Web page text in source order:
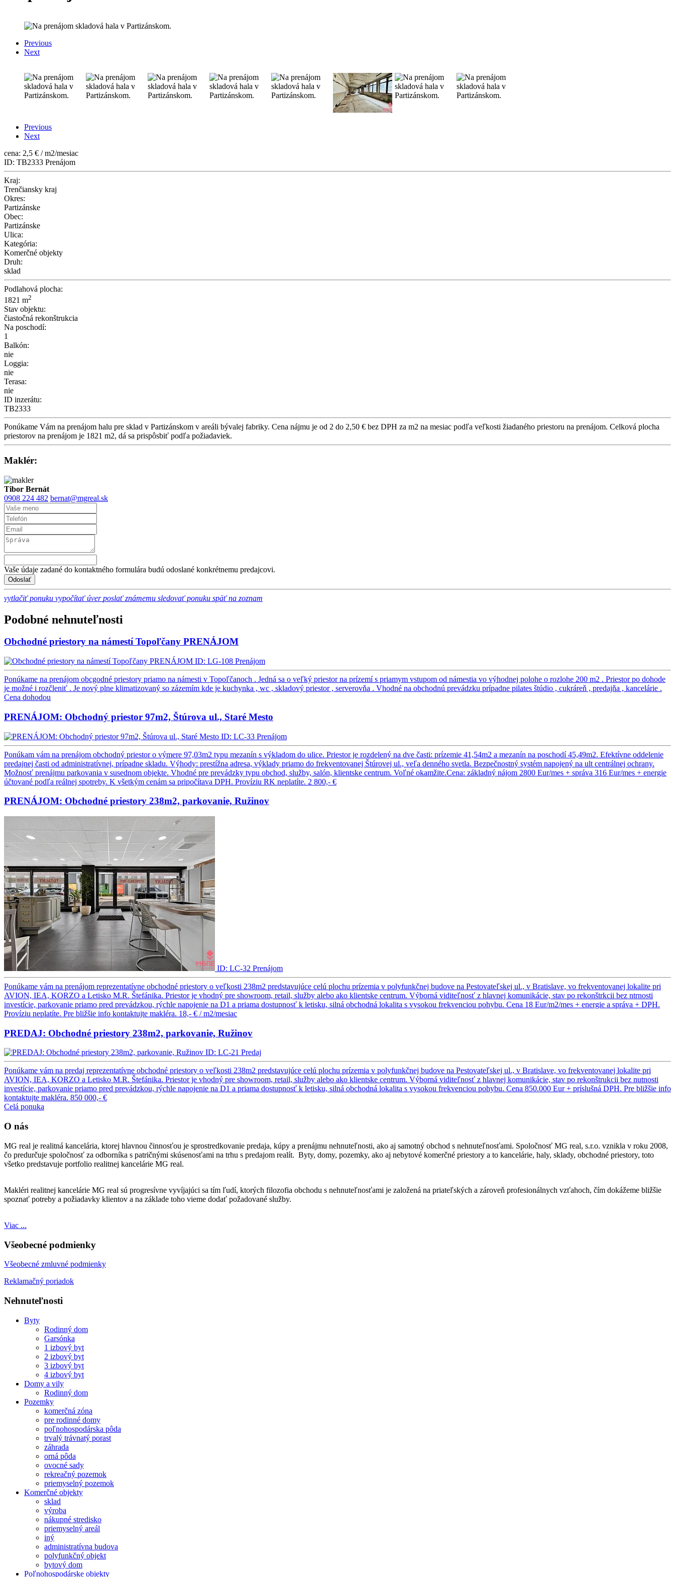
Previous
Next
Previous
Next
cena: 2,5 € / m2/mesiac
ID: TB2333 Prenájom
Kraj:
Trenčiansky kraj
Okres:
Partizánske
Obec:
Partizánske
Ulica:
Kategória:
Komerčné objekty
Druh:
sklad
Podlahová plocha:
1821 m2
Stav objektu:
čiastočná rekonštrukcia
Na poschodí:
1
Balkón:
nie
Loggia:
nie
Terasa:
nie
ID inzerátu:
TB2333
Ponúkame Vám na prenájom halu pre sklad v Partizánskom v areáli bývalej fabriky. Cena nájmu je od 2 do 2,50 € bez DPH za m2 na mesiac podľa veľkosti žiadaného priestoru na prenájom. Celková plocha
priestorov na prenájom je 1821 m2, dá sa prispôsbiť podľa požiadaviek.
Maklér:
Tibor Bernát
0908 224 482 bernat@mgreal.sk
Vaše údaje zadané do kontaktného formulára budú odoslané konkrétnemu predajcovi.
−
Leaflet|©OpenStreetMapcontributors
vytlačiť ponuku vypočítať úver poslať známemu sledovať ponuku späť na zoznam
Podobné nehnuteľnosti
Obchodné priestory na námestí Topoľčany PRENÁJOM
ID: LG-108 Prenájom
Ponúkame na prenájom obcgodné priestory priamo na námesti v Topoľčanoch . Jedná sa o veľký priestor na prízemí s priamym vstupom od námestia vo výhodnej polohe o rozlohe 200 m2 . Priestor po dohode
je možné i rozčleniť . Je nový plne klimatizovaný so zázemím kde je kuchynka , wc , skladový priestor , serverovňa . Vhodné na obchodnú prevádzku prípadne pilates štúdio , cukráreň , predajňa , kancelárie .
Cena dohodou
PRENÁJOM: Obchodný priestor 97m2, Štúrova ul., Staré Mesto
ID: LC-33 Prenájom
Ponúkam vám na prenájom obchodný priestor o výmere 97,03m2 typu mezanín s výkladom do ulice. Priestor je rozdelený na dve časti: prízemie 41,54m2 a mezanín na poschodí 45,49m2. Efektívne oddelenie
predajnej časti od administratívnej, prípadne skladu. Výhody: prestížna adresa, výklady priamo do frekventovanej Štúrovej ul., veľa denného svetla. Bezpečnostný systém napojený na ult centrálnej ochrany.
Možnosť prenájmu parkovania v susednom objekte. Vhodné pre prevádzky typu obchod, služby, salón, klientske centrum. Voľné okamžite.Cena: základný nájom 2800 Eur/mes + správa 316 Eur/mes + energie
účtované podľa reálnej spotreby. K všetkým cenám sa pripočítava DPH. Províziu RK neplatíte. 2 800,- €
PRENÁJOM: Obchodné priestory 238m2, parkovanie, Ružinov
ID: LC-32 Prenájom
Ponúkame vám na prenájom reprezentatívne obchodné priestory o veľkosti 238m2 predstavujúce celú plochu prízemia v polyfunkčnej budove na Pestovateľskej ul., v Bratislave, vo frekventovanej lokalite pri
AVION, IEA, KORZO a Letisko M.R. Štefánika. Priestor je vhodný pre showroom, retail, služby alebo ako klientske centrum. Výborná viditeľnosť z hlavnej komunikácie, stav po rekonštrkcii bez ntrnosti
investície, parkovanie priamo pred prevádzkou, rýchle napojenie na D1 a priama dostupnosť k letisku, silná obchodná lokalita s vysokou frekvenciou pohybu. Cena 18 Eur/m2/mes + energie a správa + DPH.
Províziu neplatíte. Pre bližšie info kontaktujte makléra. 18,- € / m2/mesiac
PREDAJ: Obchodné priestory 238m2, parkovanie, Ružinov
ID: LC-21 Predaj
Ponúkame vám na predaj reprezentatívne obchodné priestory o veľkosti 238m2 predstavujúce celú plochu prízemia v polyfunkčnej budove na Pestovateľskej ul., v Bratislave, vo frekventovanej lokalite pri
AVION, IEA, KORZO a Letisko M.R. Štefánika. Priestor je vhodný pre showroom, retail, služby alebo ako klientske centrum. Výborná viditeľnosť z hlavnej komunikácie, stav po rekonštrukcii bez nutnosti
investície, parkovanie priamo pred prevádzkou, rýchle napojenie na D1 a priama dostupnosť k letisku, silná obchodná lokalita s vysokou frekvenciou pohybu. Cena 850.000 Eur + príslušná DPH. Pre bližšie info
kontaktujte makléra. 850 000,- €
Celá ponuka
O nás
MG real je realitná kancelária, ktorej hlavnou činnosťou je sprostredkovanie predaja, kúpy a prenájmu nehnuteľnosti, ako aj samotný obchod s nehnuteľnosťami. Spoločnosť MG real, s.r.o. vznikla v roku 2008,
čo predurčuje spoločnosť za odborníka s patričnými skúsenosťami na trhu s predajom realít. Byty, domy, pozemky, ako aj nebytové komerčné priestory a to kancelárie, haly, sklady, obchodné priestory, toto
všetko predstavuje portfolio realitnej kancelárie MG real.
Makléri realitnej kancelárie MG real sú progresívne vyvíjajúci sa tím ľudí, ktorých filozofia obchodu s nehnuteľnosťami je založená na priateľských a zároveň profesionálnych vzťahoch, čím dokážeme bližšie
spoznať potreby a požiadavky klientov a na základe toho vieme dodať požadované služby.
Viac ...
Všeobecné podmienky
Všeobecné zmluvné podmienky
Reklamačný poriadok
Nehnuteľnosti
Byty
Rodinný dom
Garsónka
1 izbový byt
2 izbový byt
3 izbový byt
4 izbový byt
Domy a vily
Rodinný dom
Pozemky
komerčná zóna
pre rodinné domy
poľnohospodárska pôda
trvalý trávnatý porast
záhrada
orná pôda
ovocné sady
rekreačný pozemok
priemyselný pozemok
Komerčné objekty
sklad
výroba
nákupné stredisko
priemyselný areál
iný
administratívna budova
polyfunkčný objekt
bytový dom
Poľnohospodárske objekty